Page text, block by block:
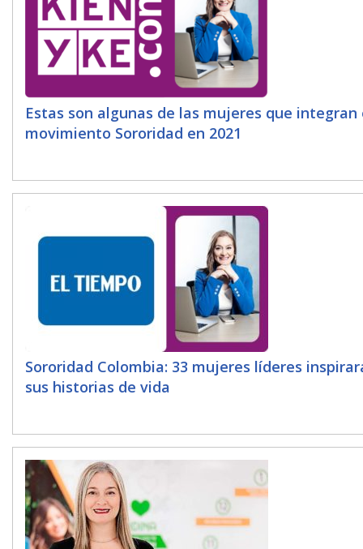
Estas son algunas de las mujeres que integran
movimiento Sororidad en 2021
Sororidad Colombia: 33 mujeres líderes
sus historias de vida